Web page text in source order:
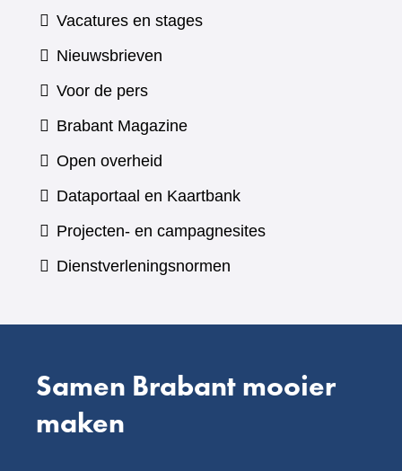
Vacatures en stages
Nieuwsbrieven
Voor de pers
Brabant Magazine(verwijst
andere
website)
Open overheid
Dataportaal en Kaartbank(verwijst
naar
Projecten- en campagnesites
Dienstverleningsnormen
Samen Brabant mooier
maken